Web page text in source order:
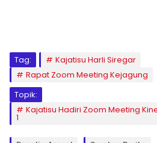
Tag:
Kajatisu Harli Siregar
Rapat Zoom Meeting Kejagung
Topik:
Kajatisu Hadiri Zoom Meeting
1